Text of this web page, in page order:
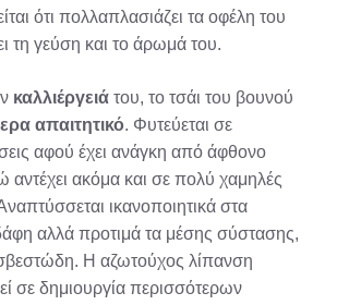
ότι πολλαπλασιάζει τα οφέλη του
τη γεύση και το άρωμά του.
καλλιέργειά του, το τσάι του βουνού
απαιτητικό. Φυτεύεται σε
αφού έχει ανάγκη από άφθονο
αντέχει ακόμα και σε πολύ χαμηλές
ικανοποιητικά στα
αλλά προτιμά τα μέσης σύστασης,
Η αζωτούχος λίπανση
σε δημιουργία περισσότερων